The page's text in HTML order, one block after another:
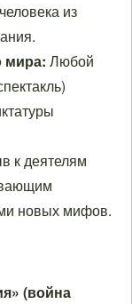
из
мира: Любой
к деятелям
новых мифов.
(война